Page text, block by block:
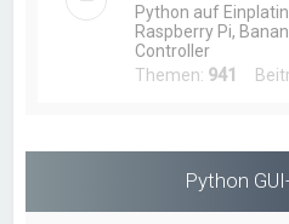
Python auf
Raspberry Pi,
Controller
Themen: 941
Python